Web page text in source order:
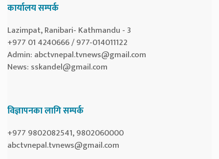
कार्यालय सम्पर्क
Lazimpat, Ranibari- Kathmandu - 3
+977 01 4240666 / 977-014011122
Admin: abctvnepal.tvnews@gmail.com
News: sskandel@gmail.com
विज्ञापनका लागि सम्पर्क
+977 9802082541, 9802060000
abctvnepal.tvnews@gmail.com